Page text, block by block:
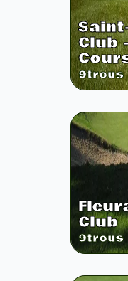
Club
9trous
Club
9trous